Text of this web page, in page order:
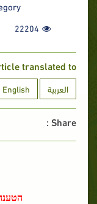
:
22204
translated to :
العربية English
Share :